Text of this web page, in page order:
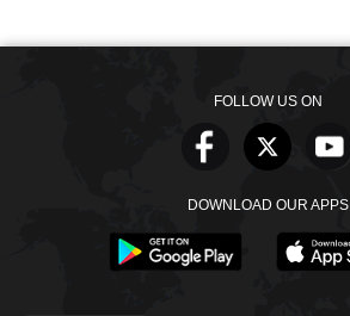
FOLLOW US ON
DOWNLOAD OUR APPS